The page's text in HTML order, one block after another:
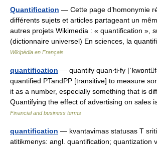
Quantification — Cette page d’homonymie
différents sujets et articles partageant un
autres projets Wikimedia : « quantification »,
(dictionnaire universel) En sciences, la
Wikipédia en Français
quantification — quantify quan‧ti‧fy
quantified PTandPP [transitive] to measure
it as a number, especially something that is
Quantifying the effect of advertising on
Financial and business terms
quantification — kvantavimas statusas T
atitikmenys: angl. quantification; quantization